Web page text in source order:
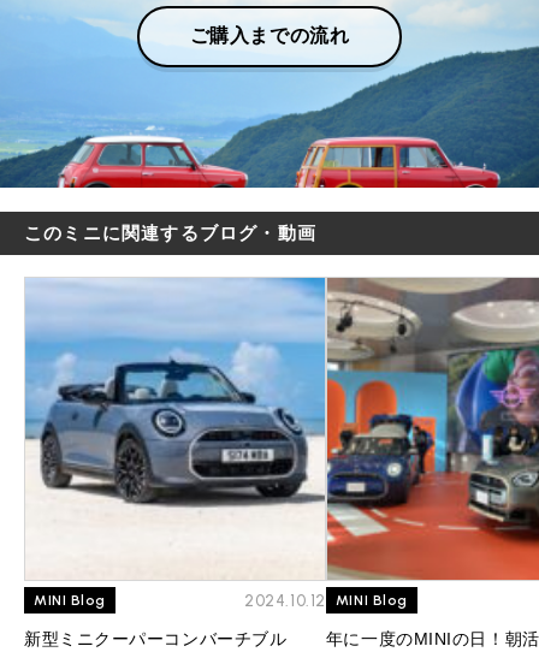
ご購入までの流れ
このミニに関連するブログ・動画
MINI Blog 2024.10.12
新型ミニクーパーコンバーチブル
MINI Blog
年に一度のMINIの日！朝